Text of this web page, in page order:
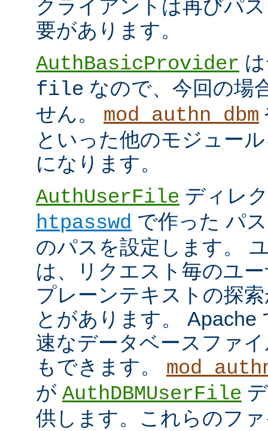
クライアントは再びパ
要があります。
AuthBasicProvider
file なので、今回の場
せん。 mod_authn_dbm
といった他のモジュー
になります。
AuthUserFile ディレ
htpasswd で作った パ
のパスを設定します。
は、リクエスト毎のユ
プレーンテキストの探
とがあります。 Apache
速なデータベースファ
もできます。
が AuthDBMUserFile
供します。これらのフ